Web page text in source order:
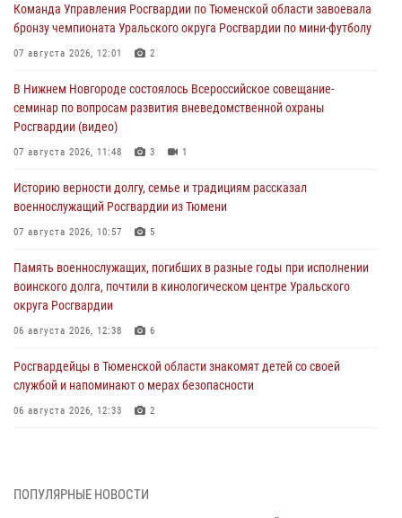
Команда Управления Росгвардии по Тюменской области завоевала
бронзу чемпионата Уральского округа Росгвардии по мини-футболу
07 августа 2026, 12:01 2
В Нижнем Новгороде состоялось Всероссийское совещание-
семинар по вопросам развития вневедомственной охраны
Росгвардии (видео)
07 августа 2026, 11:48 3 1
Историю верности долгу, семье и традициям рассказал
военнослужащий Росгвардии из Тюмени
07 августа 2026, 10:57 5
Память военнослужащих, погибших в разные годы при исполнении
воинского долга, почтили в кинологическом центре Уральского
округа Росгвардии
06 августа 2026, 12:38 6
Росгвардейцы в Тюменской области знакомят детей со своей
службой и напоминают о мерах безопасности
06 августа 2026, 12:33 2
06 августа 2026, 04:41 3
ПОПУЛЯРНЫЕ НОВОСТИ